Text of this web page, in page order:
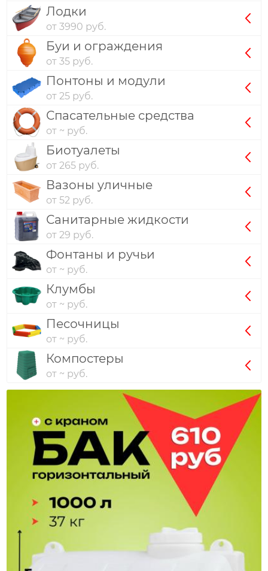
Лодки
от 3990 руб.
Буи и ограждения
от 35 руб.
Понтоны и модули
от 25 руб.
Спасательные средства
от ~ руб.
Биотуалеты
от 265 руб.
Вазоны уличные
от 52 руб.
Санитарные жидкости
от 29 руб.
Фонтаны и ручьи
от ~ руб.
Клумбы
от ~ руб.
Песочницы
от ~ руб.
Компостеры
от ~ руб.